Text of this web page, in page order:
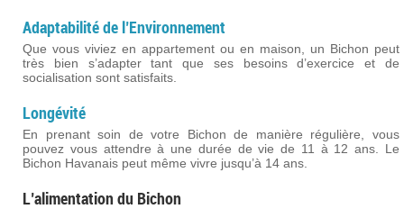
Adaptabilité de l’Environnement
Que vous viviez en appartement ou en maison, un Bichon peut
très bien s’adapter tant que ses besoins d’exercice et de
socialisation sont satisfaits.
Longévité
En prenant soin de votre Bichon de manière régulière, vous
pouvez vous attendre à une durée de vie de 11 à 12 ans. Le
Bichon Havanais peut même vivre jusqu’à 14 ans.
L’alimentation du Bichon